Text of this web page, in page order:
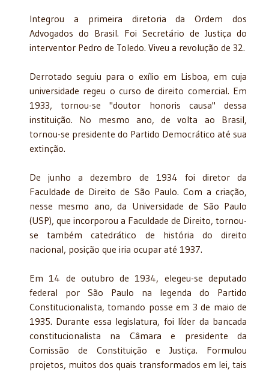
Integrou a primeira diretoria da Ordem dos
Advogados do Brasil. Foi Secretário de Justiça do
interventor Pedro de Toledo. Viveu a revolução de 32.
Derrotado seguiu para o exílio em Lisboa, em cuja
universidade regeu o curso de direito comercial. Em
1933, tornou-se "doutor honoris causa" dessa
instituição. No mesmo ano, de volta ao Brasil,
tornou-se presidente do Partido Democrático até sua
extinção.
De junho a dezembro de 1934 foi diretor da
Faculdade de Direito de São Paulo. Com a criação,
nesse mesmo ano, da Universidade de São Paulo
(USP), que incorporou a Faculdade de Direito, tornou-
se também catedrático de história do direito
nacional, posição que iria ocupar até 1937.
Em 14 de outubro de 1934, elegeu-se deputado
federal por São Paulo na legenda do Partido
Constitucionalista, tomando posse em 3 de maio de
1935. Durante essa legislatura, foi líder da bancada
constitucionalista na Câmara e presidente da
Comissão de Constituição e Justiça. Formulou
projetos, muitos dos quais transformados em lei, tais